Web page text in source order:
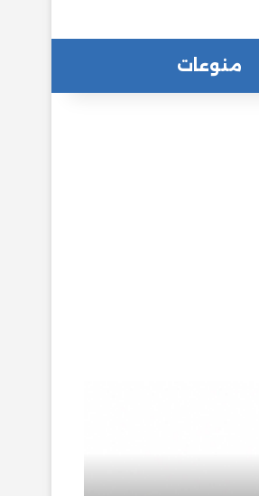
منوعات